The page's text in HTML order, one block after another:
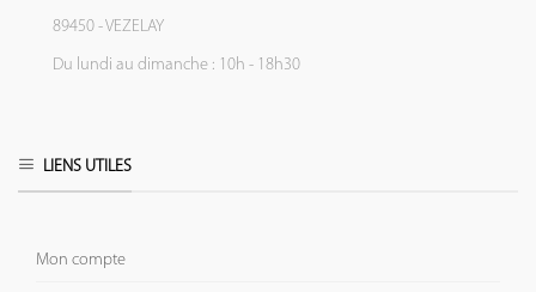
89450 - VEZELAY
Du lundi au dimanche : 10h - 18h30
LIENS UTILES
Mon compte